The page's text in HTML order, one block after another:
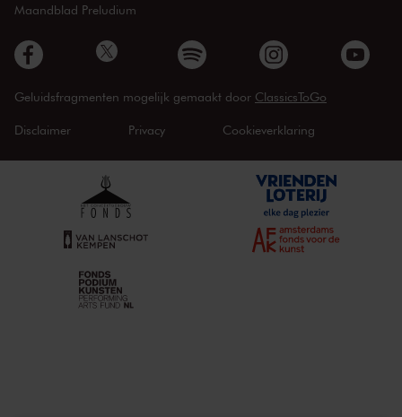
Maandblad Preludium
Geluidsfragmenten mogelijk gemaakt door ClassicsToGo
Disclaimer Privacy Cookieverklaring